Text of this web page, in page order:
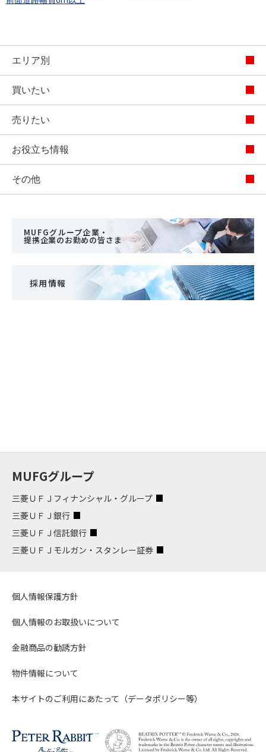
エリア別
買いたい
売りたい
お役立ち情報
その他
MUFGグループ企業・
提携企業のお勤めの皆さま
採用情報
MUFGグループ
三菱ＵＦＪフィナンシャル・グループ
三菱ＵＦＪ銀行
三菱ＵＦＪ信託銀行
三菱ＵＦＪモルガン・スタンレー証券
個人情報保護方針
個人情報のお取扱いについて
金融商品の勧誘方針
物件情報について
本サイトのご利用にあたって（データポリシー等）